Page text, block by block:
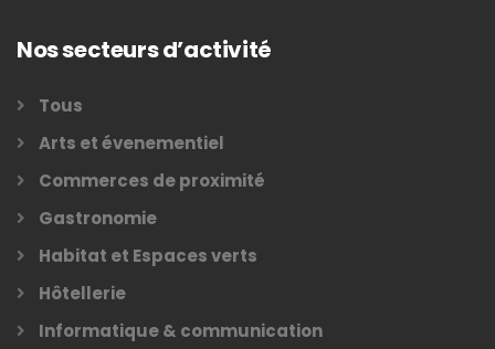
Nos secteurs d’activité
Tous
Arts et évenementiel
Commerces de proximité
Gastronomie
Habitat et Espaces verts
Hôtellerie
Informatique & communication